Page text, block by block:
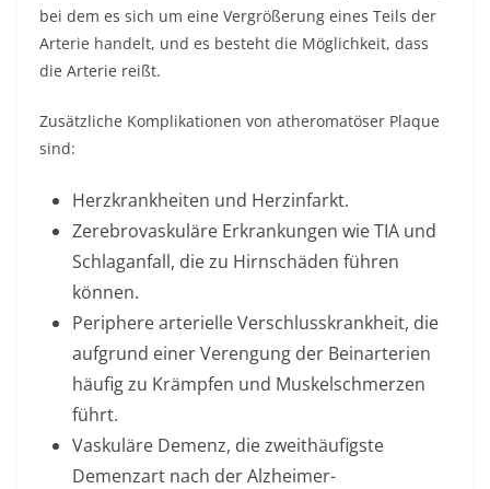
bei dem es sich um eine Vergrößerung eines Teils der
Arterie handelt, und es besteht die Möglichkeit, dass
die Arterie reißt.
Zusätzliche Komplikationen von atheromatöser Plaque
sind:
Herzkrankheiten und Herzinfarkt.
Zerebrovaskuläre Erkrankungen wie TIA und
Schlaganfall, die zu Hirnschäden führen
können.
Periphere arterielle Verschlusskrankheit, die
aufgrund einer Verengung der Beinarterien
häufig zu Krämpfen und Muskelschmerzen
führt.
Vaskuläre Demenz, die zweithäufigste
Demenzart nach derAlzheimer-